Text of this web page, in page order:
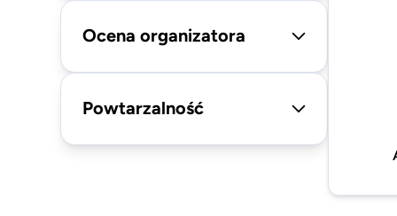
Ocena organizatora
Powtarzalność